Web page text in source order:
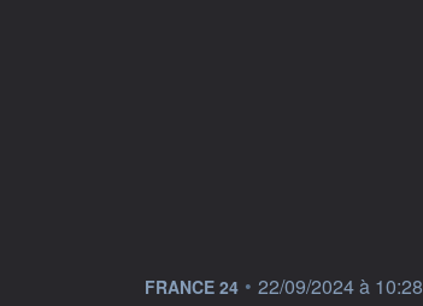
information fournie par
FRANCE 24 • 22/09/2024 à 10:28